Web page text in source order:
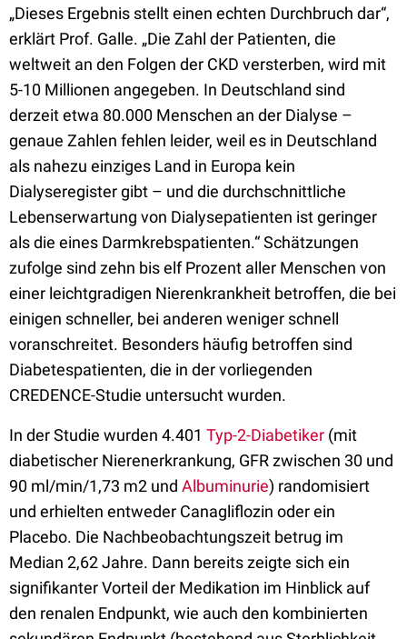
„Dieses Ergebnis stellt einen echten Durchbruch dar“,
erklärt Prof. Galle. „Die Zahl der Patienten, die
weltweit an den Folgen der CKD versterben, wird mit
5-10 Millionen angegeben. In Deutschland sind
derzeit etwa 80.000 Menschen an der Dialyse –
genaue Zahlen fehlen leider, weil es in Deutschland
als nahezu einziges Land in Europa kein
Dialyseregister gibt – und die durchschnittliche
Lebenserwartung von Dialysepatienten ist geringer
als die eines Darmkrebspatienten.“ Schätzungen
zufolge sind zehn bis elf Prozent aller Menschen von
einer leichtgradigen Nierenkrankheit betroffen, die bei
einigen schneller, bei anderen weniger schnell
voranschreitet. Besonders häufig betroffen sind
Diabetespatienten, die in der vorliegenden
CREDENCE-Studie untersucht wurden.
In der Studie wurden 4.401 Typ-2-Diabetiker (mit
diabetischer Nierenerkrankung, GFR zwischen 30 und
90 ml/min/1,73 m2 und Albuminurie) randomisiert
und erhielten entweder Canagliflozin oder ein
Placebo. Die Nachbeobachtungszeit betrug im
Median 2,62 Jahre. Dann bereits zeigte sich ein
signifikanter Vorteil der Medikation im Hinblick auf
den renalen Endpunkt, wie auch den kombinierten